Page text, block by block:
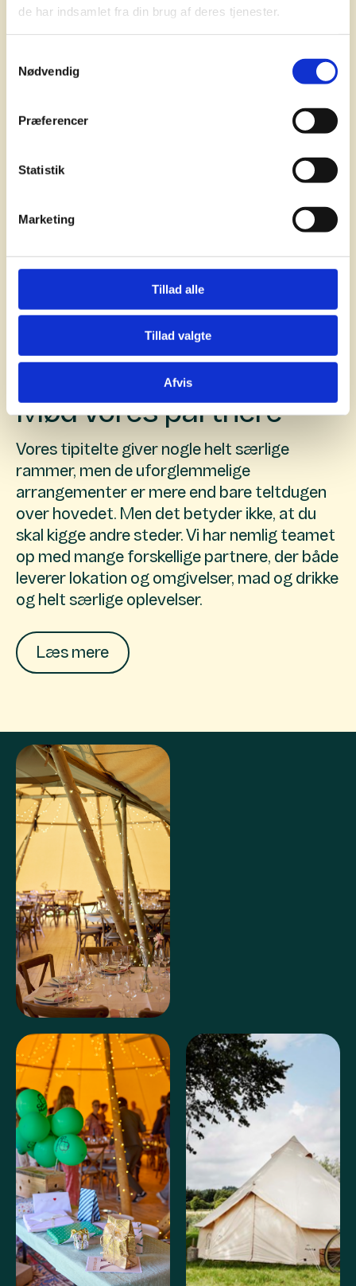
de har indsamlet fra din brug af deres tjenester.
Nødvendig
Præferencer
Statistik
Marketing
Tillad alle
Tillad valgte
Afvis
Mød vores partnere
Vores tipitelte giver nogle helt særlige
rammer, men de uforglemmelige
arrangementer er mere end bare teltdugen
over hovedet. Men det betyder ikke, at du
skal kigge andre steder. Vi har nemlig teamet
op med mange forskellige partnere, der både
leverer lokation og omgivelser, mad og drikke
og helt særlige oplevelser.
Læs mere